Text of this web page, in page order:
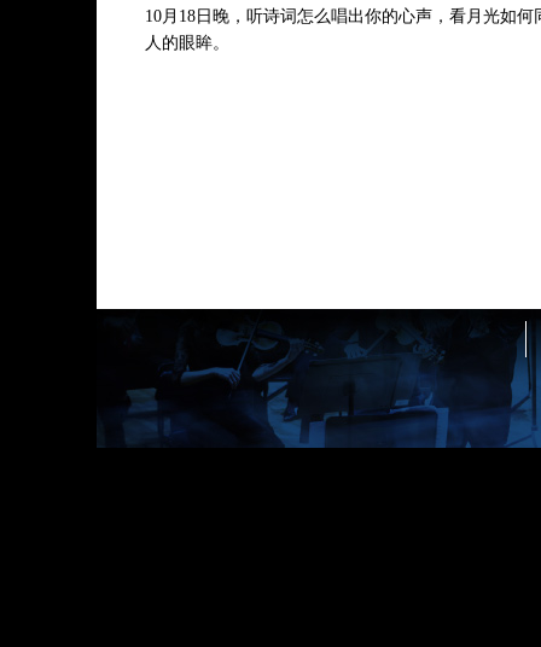
* 曲目以演出现场为准
10月18日晚，听诗词怎么唱出你的心声，看月光如
人的眼眸。